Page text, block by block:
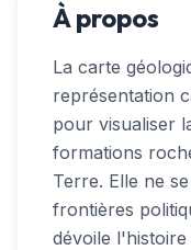
À propos
La carte
représentation
pour visualiser
formations
Terre. Elle ne
frontières
dévoile